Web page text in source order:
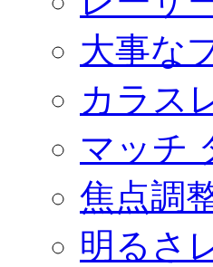
大事な
カラス
マッチ
焦点調
明るさ